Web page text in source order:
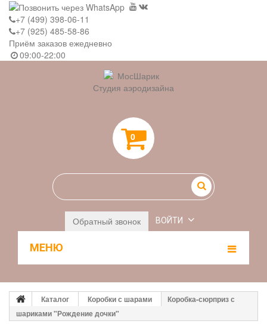
+7 (499) 398-06-11
+7 (925) 485-58-86
Приём заказов ежедневно
09:00-22:00
Студия аэродизайна
0
Обратный звонок ВОЙТИ
МЕНЮ
Каталог Коробки с шарами
Коробка-сюрприз с
шариками "Рождение дочки"